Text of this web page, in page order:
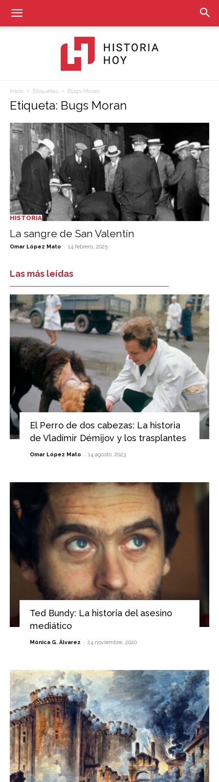
Hoy
Inicio Etiquetas Bugs Moran
Etiqueta: Bugs Moran
HISTORIA
La sangre de San Valentín
Omar López Mato - 14 febrero, 2025
Las más leídas
El Perro de dos cabezas: La historia
de Vladímir Démijov y los trasplantes
Omar López Mato - 14 agosto, 2023
Ted Bundy: La historia del asesino
mediático
Mónica G. Álvarez - 24 noviembre, 2020